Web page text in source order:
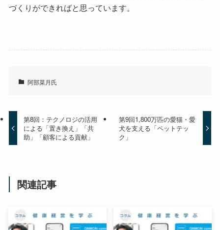
づくりができればと思っています。
阿部菜月氏
第8回：テクノロジの活用
による「置き換え」「共
助」「顧客による貢献」
第9回1,800万匹の愛猫・愛
犬を支える「ペットテッ
ク」
関連記事